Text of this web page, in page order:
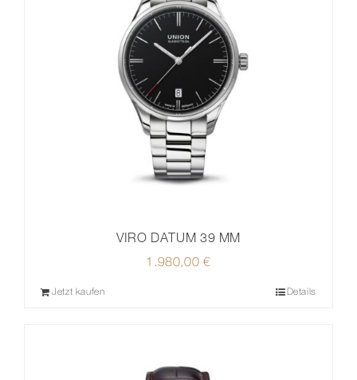
VIRO DATUM 39 MM
1.980,00€
Jetzt kaufen Details